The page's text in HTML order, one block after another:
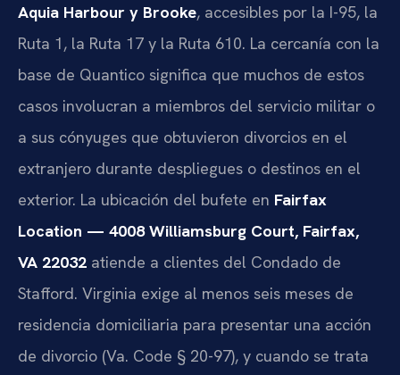
Aquia Harbour y Brooke, accesibles por la I-95, la
Ruta 1, la Ruta 17 y la Ruta 610. La cercanía con la
base de Quantico significa que muchos de estos
casos involucran a miembros del servicio militar o
a sus cónyuges que obtuvieron divorcios en el
extranjero durante despliegues o destinos en el
exterior. La ubicación del bufete en Fairfax
Location — 4008 Williamsburg Court, Fairfax,
VA 22032 atiende a clientes del Condado de
Stafford. Virginia exige al menos seis meses de
residencia domiciliaria para presentar una acción
de divorcio (Va. Code § 20-97), y cuando se trata